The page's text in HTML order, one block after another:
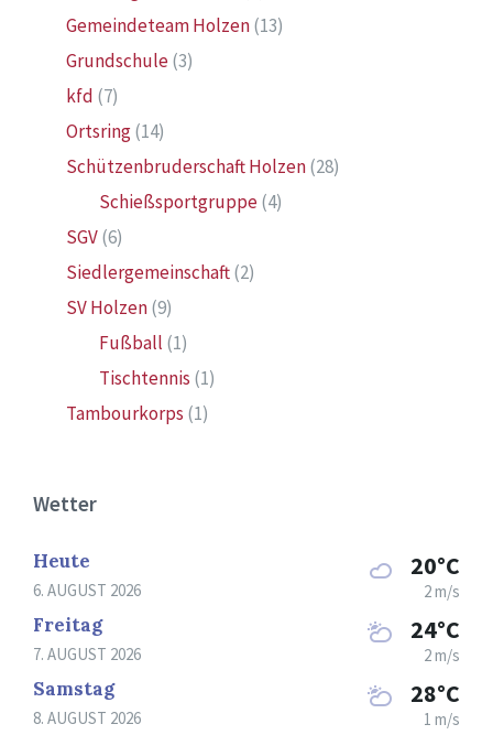
Gemeindeteam Holzen(13)
Grundschule(3)
kfd (7)
Ortsring(14)
Schützenbruderschaft Holzen(28)
Schießsportgruppe(4)
SGV(6)
Siedlergemeinschaft(2)
SV Holzen(9)
Fußball (1)
Tischtennis (1)
Tambourkorps (1)
Wetter
Heute
6. AUGUST 2026
20°C
2 m/s
Freitag
7. AUGUST 2026
24°C
2 m/s
Samstag
8. AUGUST 2026
28°C
1 m/s